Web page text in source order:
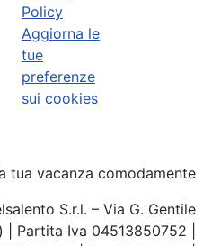
Policy
Aggiorna le
tue
preferenze
sui cookies
S.r.l. – Via G. Gentile
Partita Iva 04513850752 |